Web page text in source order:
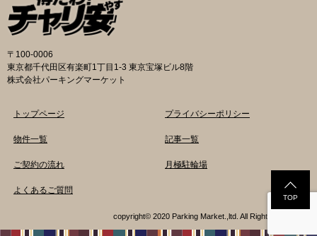
〒100-0006
東京都千代田区有楽町1丁目1-3 東京宝塚ビル8階
株式会社パーキングマーケット
トップページ
物件一覧
ご契約の流れ
よくあるご質問
プライバシーポリシー
記事一覧
月極駐輪場
copyright© 2020 Parking Market.,ltd. All Rights Reserved.
TOP